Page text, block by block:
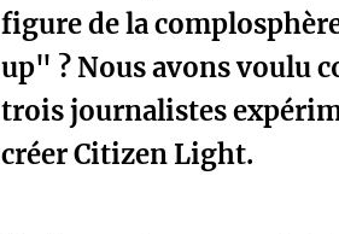
figure de la
up" ? Nous avons voulu
trois journalistes
créer Citizen Light.